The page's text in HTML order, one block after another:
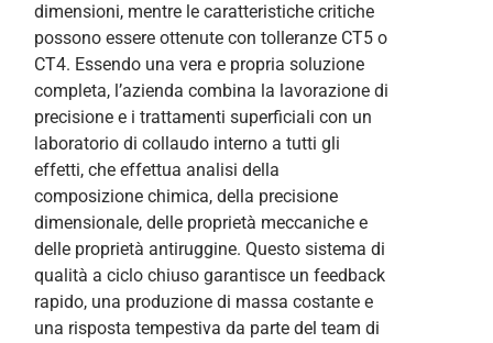
dimensioni, mentre le caratteristiche critiche
possono essere ottenute con tolleranze CT5 o
CT4. Essendo una vera e propria soluzione
completa, l’azienda combina la lavorazione di
precisione e i trattamenti superficiali con un
laboratorio di collaudo interno a tutti gli
effetti, che effettua analisi della
composizione chimica, della precisione
dimensionale, delle proprietà meccaniche e
delle proprietà antiruggine. Questo sistema di
qualità a ciclo chiuso garantisce un feedback
rapido, una produzione di massa costante e
una risposta tempestiva da parte del team di